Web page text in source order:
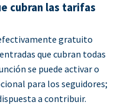
cubran las tarifas
gratuito
que cubran todas
se puede activar o
para los seguidores;
a contribuir.